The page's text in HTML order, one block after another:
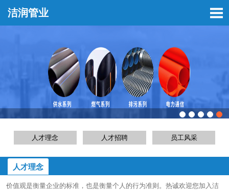
洁润管业
人才理念 人才招聘 员工风采
人才理念
价值观是衡量企业的标准，也是衡量个人的行为准则。热诚欢迎您加入洁